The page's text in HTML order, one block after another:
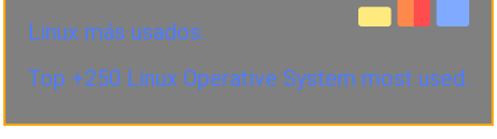
Linux más usados.
Top +250 Linux Operative System most used.